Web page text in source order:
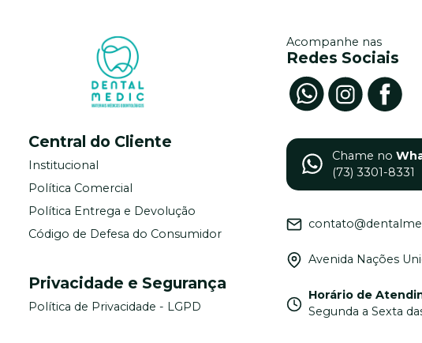
Central do Cliente
Institucional
Política Comercial
Política Entrega e Devolução
Código de Defesa do Consumidor
Privacidade e Segurança
Política de Privacidade - LGPD
Acompanhe nas
Redes Sociais
Chame no
(73) 3301-8331
Avenida Nações
Horário de
Segunda a Sexta